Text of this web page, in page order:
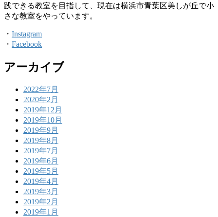
践できる教室を目指して、現在は横浜市青葉区美しが丘で小
さな教室をやっています。
・ Instagram
・ Facebook
アーカイブ
2022年7月
2020年2月
2019年12月
2019年10月
2019年9月
2019年8月
2019年7月
2019年6月
2019年5月
2019年4月
2019年3月
2019年2月
2019年1月